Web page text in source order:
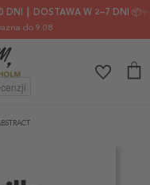
┃ DOSTAWA W 2–7 DNI 📦✨
do 9.08